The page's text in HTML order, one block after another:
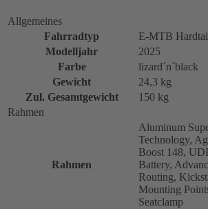
Allgemeines
Fahrradtyp
E-MTB
Modelljahr
2025
Farbe
lizard´n´black
Gewicht
24,3 kg
Zul. Gesamtgewicht
150 kg
Rahmen
Rahmen
Aluminum
Technology,
Boost 148,
Battery,
Routing,
Mounting
Seatclamp